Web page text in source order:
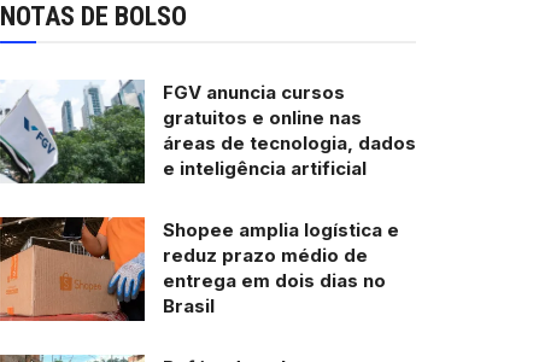
NOTAS DE BOLSO
FGV anuncia cursos
gratuitos e online nas
áreas de tecnologia, dados
e inteligência artificial
Shopee amplia logística e
reduz prazo médio de
entrega em dois dias no
Brasil